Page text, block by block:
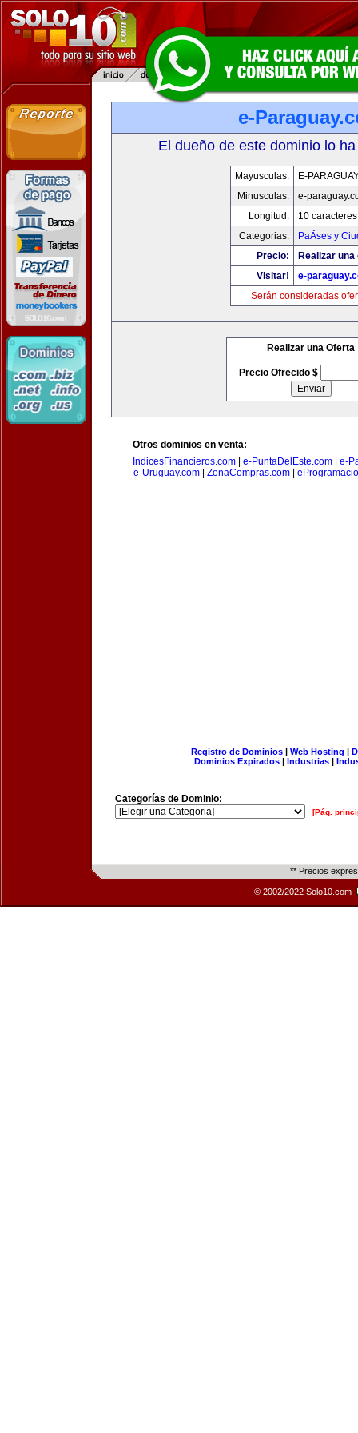
e-
El dueño de este dominio lo
Mayusculas:
E-
Minusculas:
e-
Longitud:
10 caracteres
Categorias:
PaÃ­ses y
Precio:
Realizar
Visitar!
e-
Serán consideradas
Realizar una Oferta
Precio Ofrecido $
Otros dominios en venta:
IndicesFinancieros.com
e-PuntaDelEste.com
e-
e-Uruguay.com
ZonaCompras.com
Registro de Dominios| Web Hosting |
Dominios Expirados | Industrias |
Categorías de Dominio:
[Pág.
** Precios
© 2002/2022 Solo10.com